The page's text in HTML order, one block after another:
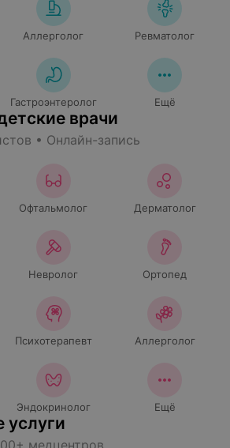
Аллерголог Ревматолог
Гастроэнтеролог Ещё
врачи
• Онлайн-запись
Офтальмолог Дерматолог
Невролог Ортопед
Психотерапевт Аллерголог
Эндокринолог Ещё
услуги
медцентров